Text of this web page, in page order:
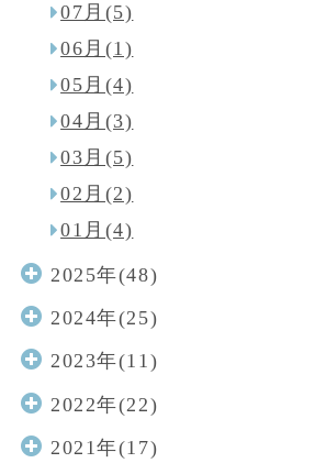
07月(5)
06月(1)
05月(4)
04月(3)
03月(5)
02月(2)
01月(4)
2025年(48)
2024年(25)
2023年(11)
2022年(22)
2021年(17)